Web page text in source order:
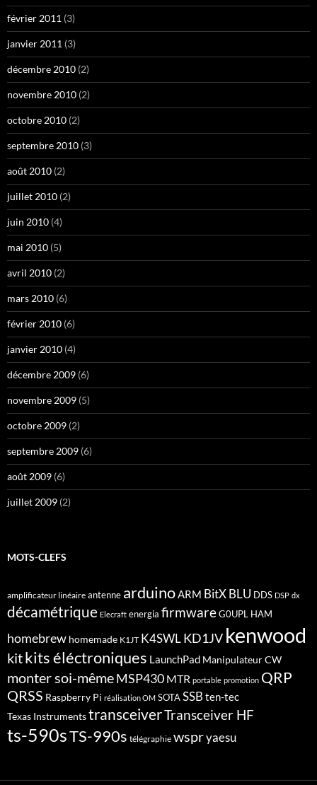
février 2011 (3)
janvier 2011 (3)
décembre 2010 (2)
novembre 2010 (2)
octobre 2010 (2)
septembre 2010 (3)
août 2010 (2)
juillet 2010 (2)
juin 2010 (4)
mai 2010 (5)
avril 2010 (2)
mars 2010 (6)
février 2010 (6)
janvier 2010 (4)
décembre 2009 (6)
novembre 2009 (5)
octobre 2009 (2)
septembre 2009 (6)
août 2009 (6)
juillet 2009 (2)
MOTS-CLEFS
amplificateur linéaire antenne arduinoARM BitX BLU DDS DSP dx
décamétrique Elecraft energia firmwareG0UPL HAM
homebrew homemade K1JT K4SWL KD1JV kenwood
kitkits éléctroniques LaunchPad Manipulateur CW
monter soi-mêmeMSP430 MTR portable promotion QRP
QRSS Raspberry Pi réalisation OM SOTASSB ten-tec
Texas InstrumentstransceiverTransceiver HF
ts-590sTS-990s télégraphie wspryaesu